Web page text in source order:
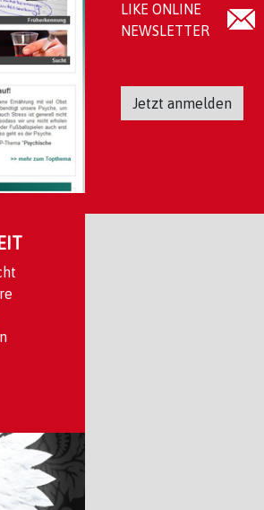
LIKE ONLINE
NEWSLETTER
Jetzt anmelden